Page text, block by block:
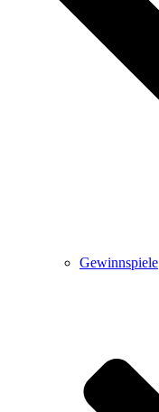
Gewinnspiele